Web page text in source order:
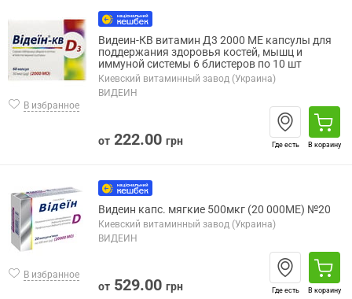
В избранное
Видеин-КВ витамин Д3 2000 МЕ капсулы для
поддержания здоровья костей, мышц и
иммуной системы 6 блистеров по 10 шт
Киевский витаминный завод (Украина)
ВИДЕИН
от 222.00 грн Где есть В корзину
В избранное
Видеин капс. мягкие 500мкг (20 000МЕ) №20
Киевский витаминный завод (Украина)
ВИДЕИН
от 529.00 грн Где есть В корзину